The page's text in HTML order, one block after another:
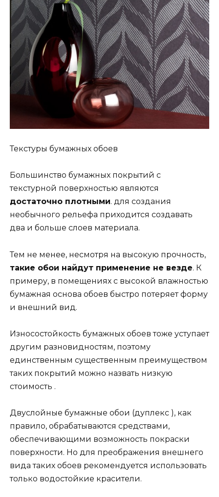
Текстуры бумажных обоев
Большинство бумажных покрытий с
текстурной поверхностью являются
достаточно плотными. для создания
необычного рельефа приходится создавать
два и больше слоев материала.
Тем не менее, несмотря на высокую прочность,
такие обои найдут применение не везде. К
примеру, в помещениях с высокой влажностью
бумажная основа обоев быстро потеряет форму
и внешний вид.
Износостойкость бумажных обоев тоже уступает
другим разновидностям, поэтому
единственным существенным преимуществом
таких покрытий можно назвать низкую
стоимость .
Двуслойные бумажные обои (дуплекс ), как
правило, обрабатываются средствами,
обеспечивающими возможность покраски
поверхности. Но для преображения внешнего
вида таких обоев рекомендуется использовать
только водостойкие красители.